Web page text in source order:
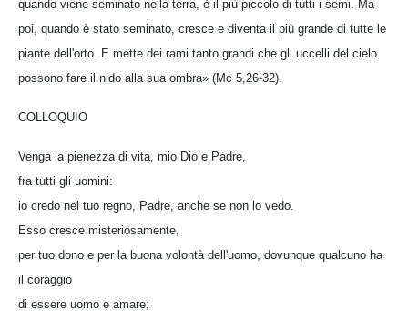
quando viene seminato nella terra, è il più piccolo di tutti i semi. Ma
poi, quando è stato seminato, cresce e diventa il più grande di tutte le
piante dell'orto. E mette dei rami tanto grandi che gli uccelli del cielo
possono fare il nido alla sua ombra» (Mc 5,26-32).
COLLOQUIO
Venga la pienezza di vita, mio Dio e Padre,
fra tutti gli uomini:
io credo nel tuo regno, Padre, anche se non lo vedo.
Esso cresce misteriosamente,
per tuo dono e per la buona volontà dell'uomo, dovunque qualcuno ha
il coraggio
di essere uomo e amare;